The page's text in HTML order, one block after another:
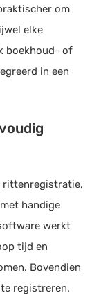
om
elke
boekhoud- of
in een
rittenregistratie,
handige
werkt
tijd en
Bovendien
registreren.